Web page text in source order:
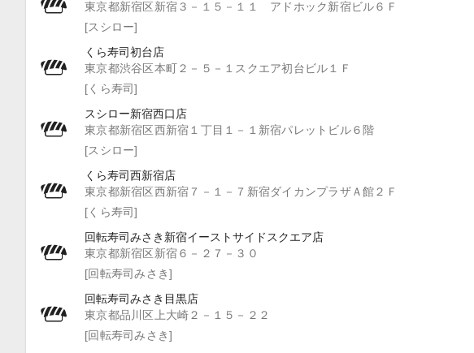
東京都新宿区新宿３－１５－１１ アドホック新宿ビル６Ｆ
[スシロー]
くら寿司初台店
東京都渋谷区本町２－５－１スクエア初台ビル１Ｆ
[くら寿司]
スシロー新宿西口店
東京都新宿区西新宿１丁目１－１新宿パレットビル６階
[スシロー]
くら寿司西新宿店
東京都新宿区西新宿７－１－７新宿ダイカンプラザＡ館２Ｆ
[くら寿司]
回転寿司みさき新宿イーストサイドスクエア店
東京都新宿区新宿６－２７－３０
[回転寿司みさき]
回転寿司みさき目黒店
東京都品川区上大崎２－１５－２２
[回転寿司みさき]